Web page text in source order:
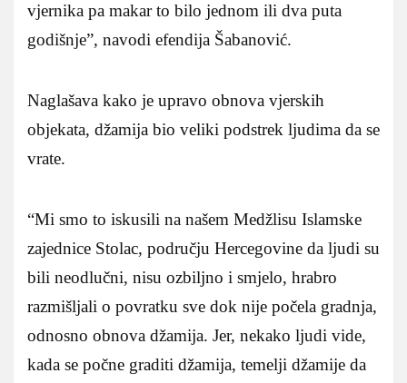
vjernika pa makar to bilo jednom ili dva puta
godišnje”, navodi efendija Šabanović.
Naglašava kako je upravo obnova vjerskih
objekata, džamija bio veliki podstrek ljudima da se
vrate.
“Mi smo to iskusili na našem Medžlisu Islamske
zajednice Stolac, području Hercegovine da ljudi su
bili neodlučni, nisu ozbiljno i smjelo, hrabro
razmišljali o povratku sve dok nije počela gradnja,
odnosno obnova džamija. Jer, nekako ljudi vide,
kada se počne graditi džamija, temelji džamije da